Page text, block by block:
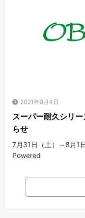
2021年8月4日
スーパー耐久シリ
らせ
7月31日（土）～8月1
Powered